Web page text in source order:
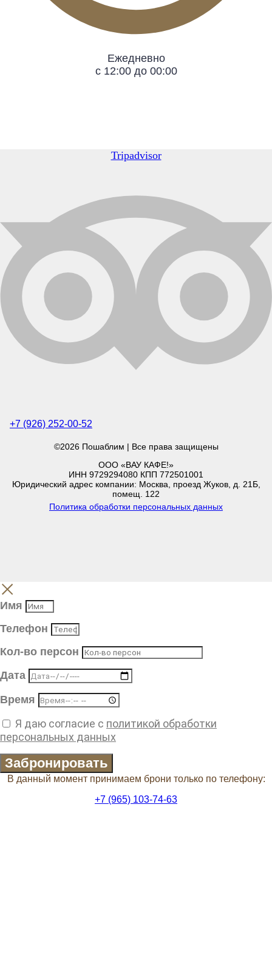
Ежедневно
с 12:00 до 00:00
Tripadvisor
+7 (926) 252-00-52
©2026 Пошаблим | Все права защищены
ООО «ВАУ КАФЕ!»
ИНН 9729294080 КПП 772501001
Юридический адрес компании: Москва, проезд Жуков, д. 21Б,
помещ. 122
Политика обработки персональных данных
Имя
Телефон
Кол-во персон
Дата
Время
Я даю согласие с политикой обработки
персональных данных
Забронировать
В данный момент принимаем брони только по телефону:
+7 (965) 103-74-63